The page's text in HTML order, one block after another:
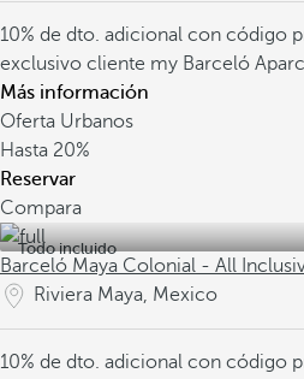
10% de dto. adicional con código
exclusivo cliente my Barceló
Más información
Oferta Urbanos
Hasta 20%
Reservar
Compara
Todo incluido
Barceló Maya Colonial - All
Riviera Maya, Mexico
10% de dto. adicional con código